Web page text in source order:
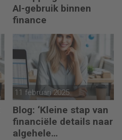
AI-gebruik binnen
finance
11 februari 2025
Blog: ‘Kleine stap van
financiële details naar
algehele